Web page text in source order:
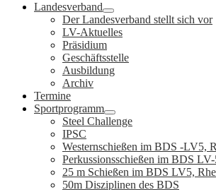
Landesverband
Der Landesverband stellt sich vor
LV-Aktuelles
Präsidium
Geschäftsstelle
Ausbildung
Archiv
Termine
Sportprogramm
Steel Challenge
IPSC
Westernschießen im BDS -LV5,
Perkussionsschießen im BDS
25 m Schießen im BDS LV5,
50m Disziplinen des BDS